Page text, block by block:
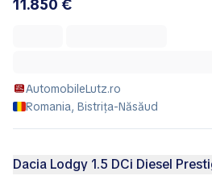
11.850 €
AutomobileLutz.ro
Romania, Bistrița-Năsăud
Dacia Lodgy 1.5 DCi Diesel